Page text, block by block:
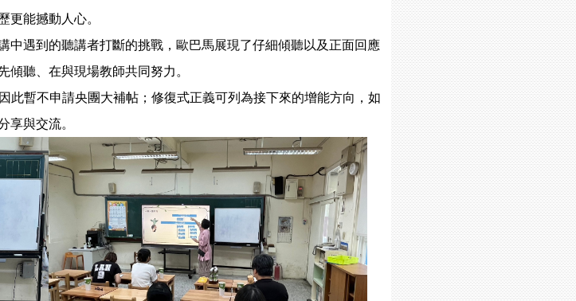
更能撼動人心。
中遇到的聽講者打斷的挑戰，歐巴馬展現了仔細傾聽以及正面回應
傾聽、在與現場教師共同努力。
此暫不申請央團大補帖；修復式正義可列為接下來的增能方向，如
享與交流。